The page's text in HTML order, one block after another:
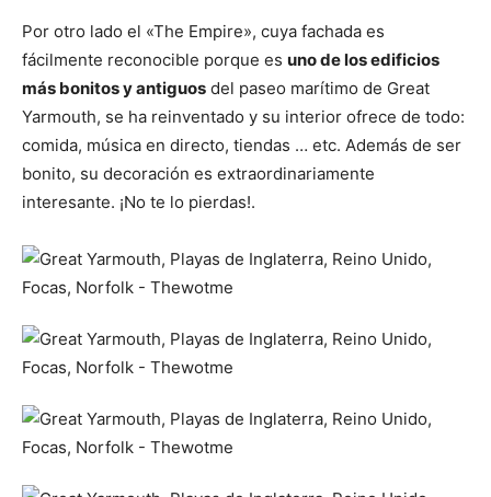
Por otro lado el «The Empire», cuya fachada es
fácilmente reconocible porque es uno de los edificios
más bonitos y antiguos del paseo marítimo de Great
Yarmouth, se ha reinventado y su interior ofrece de todo:
comida, música en directo, tiendas … etc. Además de ser
bonito, su decoración es extraordinariamente
interesante. ¡No te lo pierdas!.